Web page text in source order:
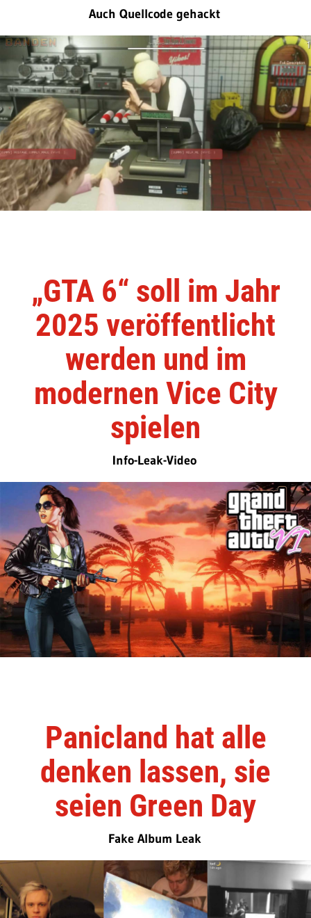
Auch Quellcode gehackt
„GTA 6“ soll im Jahr
2025 veröffentlicht
werden und im
modernen Vice City
spielen
Info-Leak-Video
Panicland hat alle
denken lassen, sie
seien Green Day
Fake Album Leak